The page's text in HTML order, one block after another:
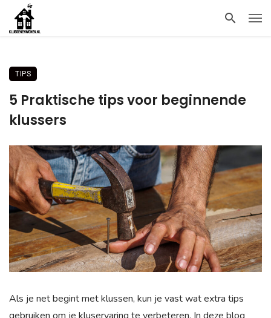
TIPS
5 Praktische tips voor beginnende
klussers
Als je net begint met klussen, kun je vast wat extra tips